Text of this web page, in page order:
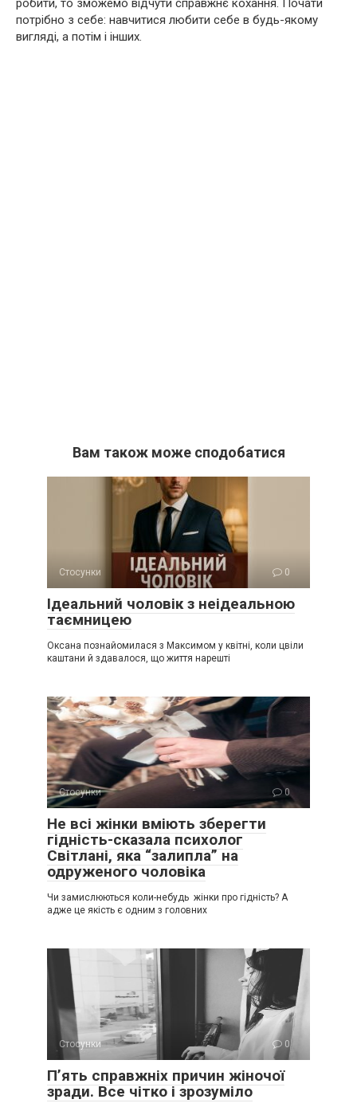
робити, то зможемо відчути справжнє кохання. Почати
потрібно з себе: навчитися любити себе в будь-якому
вигляді, а потім і інших.
Вам також може сподобатися
Стосунки 0
Ідеальний чоловік з неідеальною
таємницею
Оксана познайомилася з Максимом у квітні, коли цвіли
каштани й здавалося, що життя нарешті
Стосунки 0
Не всі жінки вміють зберегти
гідність-сказала психолог
Світлані, яка “залипла” на
одруженого чоловіка
Чи замислюються коли-небудь жінки про гідність? А
адже це якість є одним з головних
Стосунки 0
П’ять справжніх причин жіночої
зради. Все чітко і зрозуміло